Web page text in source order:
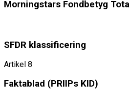
Morningstars Fondbetyg Total
SFDR klassificering
Artikel 8
Faktablad ​(PRIIPs KID)